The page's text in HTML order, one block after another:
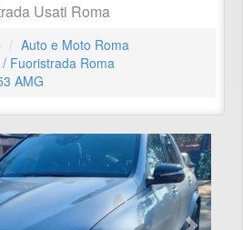
Usati Roma
Auto e Moto Roma
Fuoristrada Roma
AMG